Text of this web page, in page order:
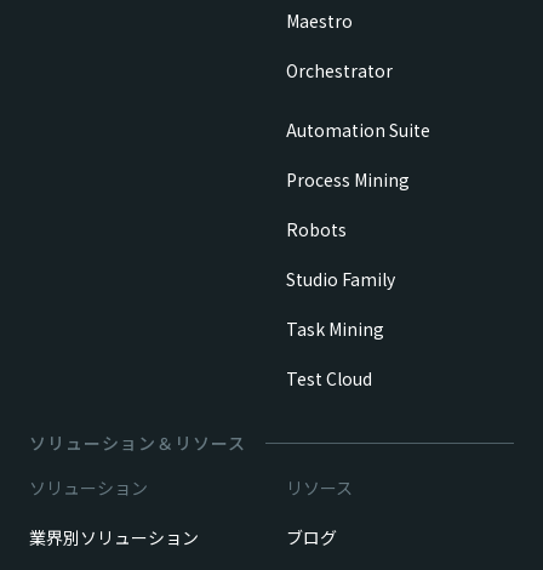
Maestro
Orchestrator
Automation Suite
Process Mining
Robots
Studio Family
Task Mining
Test Cloud
ソリューション＆リソース
ソリューション
業界別ソリューション
リソース
ブログ